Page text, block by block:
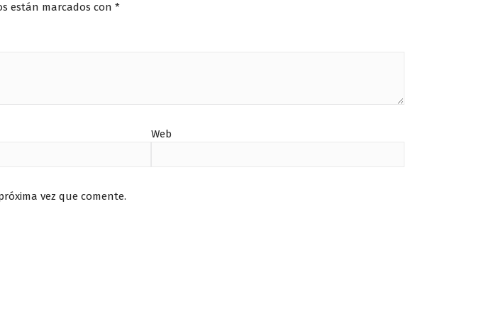
están marcados con *
Web
vez que comente.